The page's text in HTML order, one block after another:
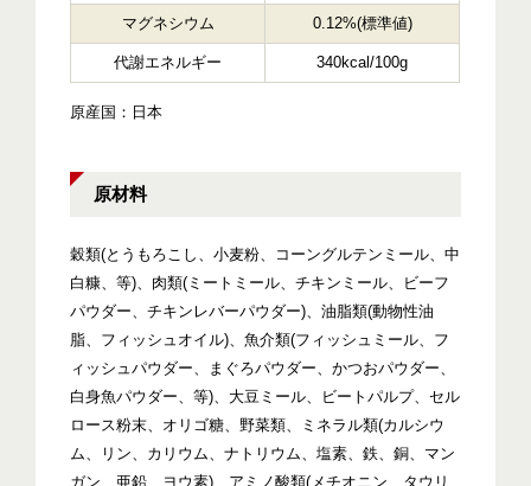
マグネシウム 0.12%(標準値)
代謝エネルギー 340kcal/100g
原産国：日本
原材料
穀類(とうもろこし、小麦粉、コーングルテンミール、中
白糠、等)、肉類(ミートミール、チキンミール、ビーフ
パウダー、チキンレバーパウダー)、油脂類(動物性油
脂、フィッシュオイル)、魚介類(フィッシュミール、フ
ィッシュパウダー、まぐろパウダー、かつおパウダー、
白身魚パウダー、等)、大豆ミール、ビートパルプ、セル
ロース粉末、オリゴ糖、野菜類、ミネラル類(カルシウ
ム、リン、カリウム、ナトリウム、塩素、鉄、銅、マン
ガン、亜鉛、ヨウ素)、アミノ酸類(メチオニン、タウリ